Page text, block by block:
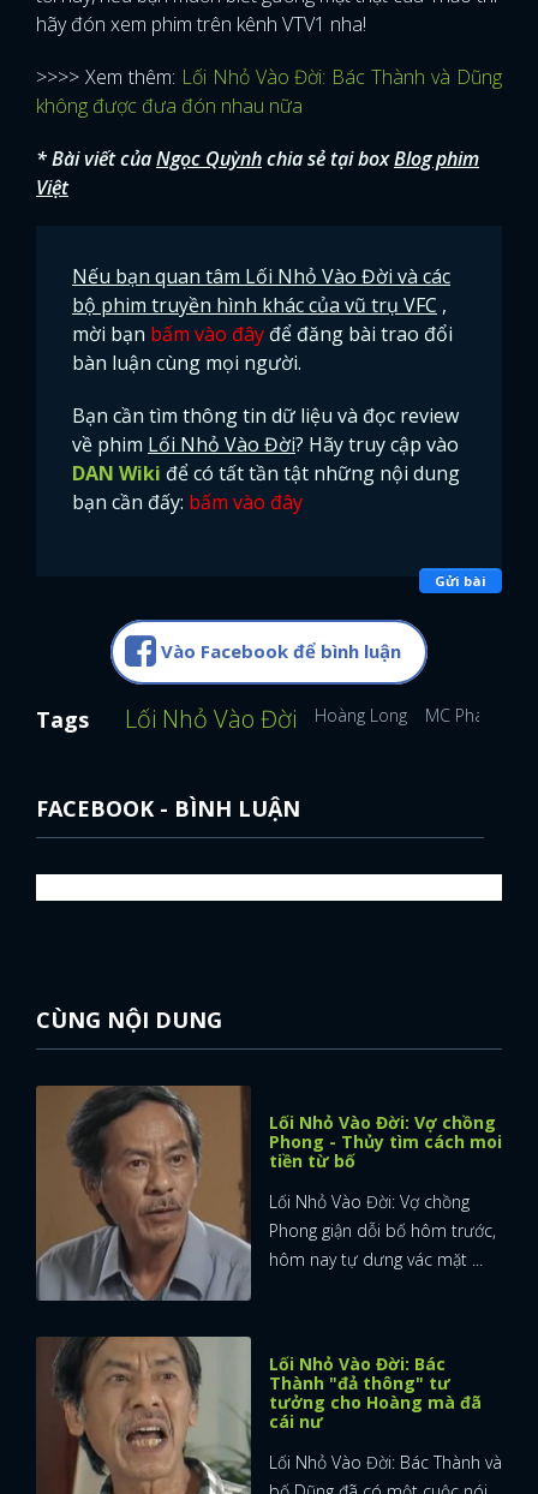
hãy đón xem phim trên kênh VTV1 nha!
>>>> Xem thêm: Lối Nhỏ Vào Đời: Bác Thành và Dũng
không được đưa đón nhau nữa
* Bài viết củaNgọc Quỳnhchia sẻ tại boxBlog phim
Việt
Nếu bạn quan tâm Lối Nhỏ Vào Đời và các
bộ phim truyền hình khác của vũ trụ VFC ,
mời bạn bấm vào đây để đăng bài trao đổi
bàn luận cùng mọi người.
Bạn cần tìm thông tin dữ liệu và đọc review
về phim Lối Nhỏ Vào Đời? Hãy truy cập vào
DAN Wiki để có tất tần tật những nội dung
bạn cần đấy: bấm vào đây
Gửi bài
Vào Facebook để bình luận
Tags Lối Nhỏ Vào Đời Hoàng Long MC Phan Anh
FACEBOOK - BÌNH LUẬN
CÙNG NỘI DUNG
Lối Nhỏ Vào Đời: Vợ chồng
Phong - Thủy tìm cách moi
tiền từ bố
Lối Nhỏ Vào Đời: Vợ chồng
Phong giận dỗi bố hôm trước,
hôm nay tự dưng vác mặt ...
Lối Nhỏ Vào Đời: Bác
Thành "đả thông" tư
tưởng cho Hoàng mà đã
cái nư
Lối Nhỏ Vào Đời: Bác Thành và